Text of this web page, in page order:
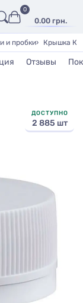
0.00 грн.
0
и пробки Крышка
Отзывы
ДОСТУПНО
2 885 шт